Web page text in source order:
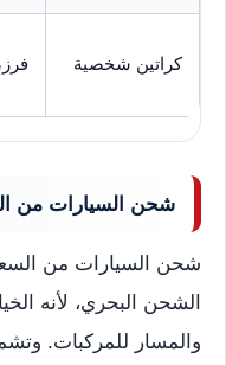
كراتين شخصية
شحن السيارات من
شحن السيارات من
الشحن البحري، لأنه
والمسار للمركبات.